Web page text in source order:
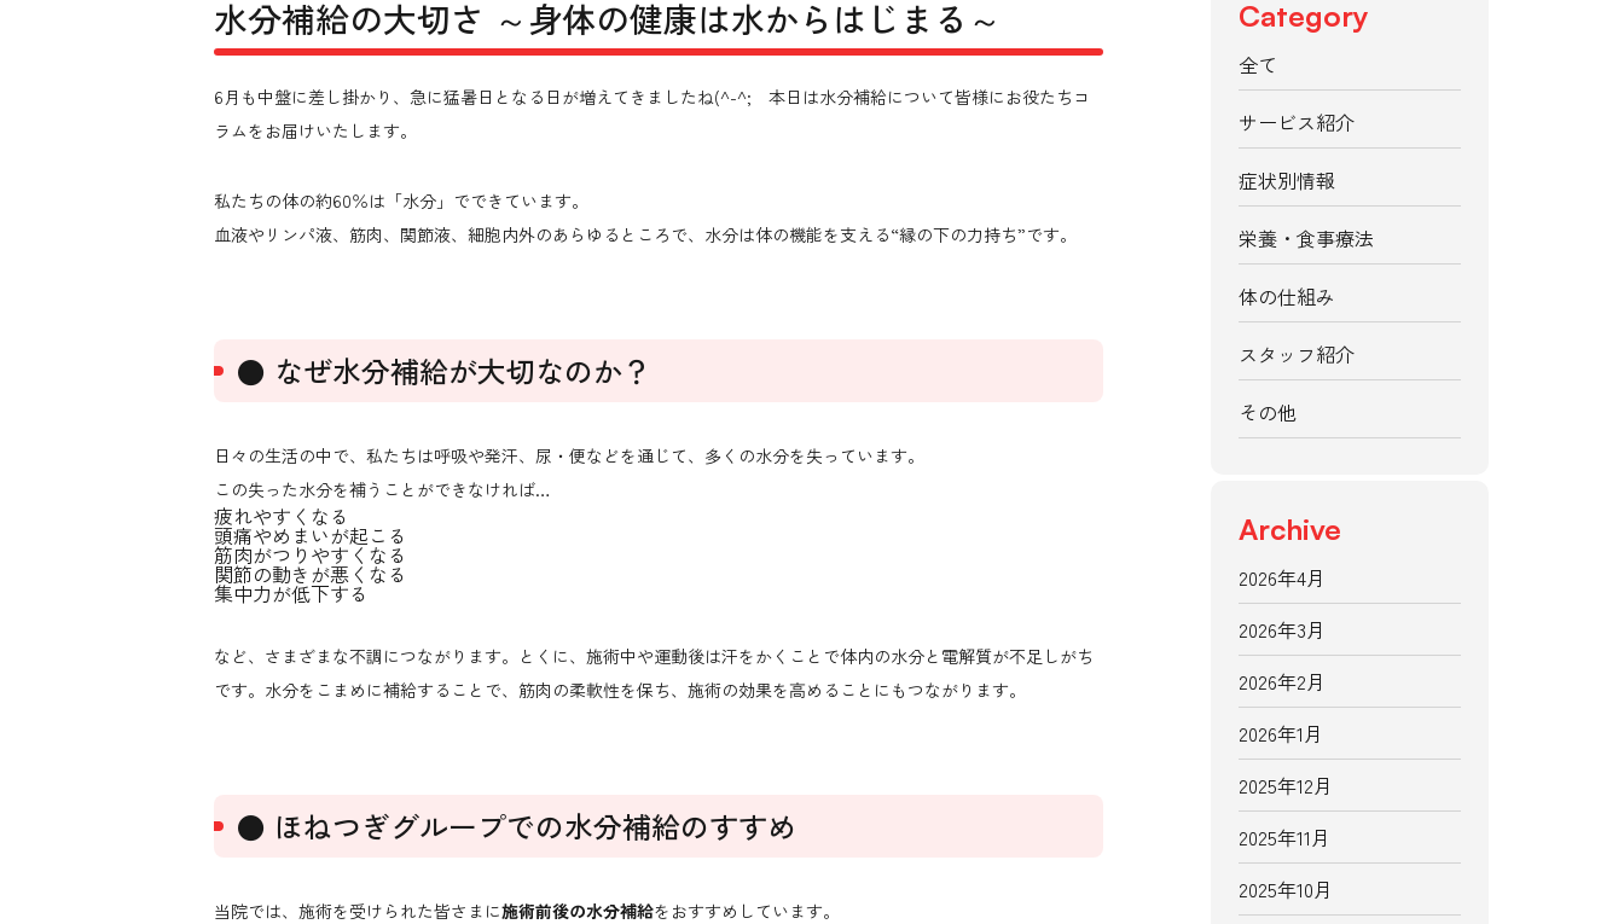
水分補給の大切さ ～身体の健康は水からはじまる～
6月も中盤に差し掛かり、急に猛暑日となる日が増えてきましたね(^-^; 本日は水分補給について皆様にお役たちコ
ラムをお届けいたします。
私たちの体の約60％は「水分」でできています。
血液やリンパ液、筋肉、関節液、細胞内外のあらゆるところで、水分は体の機能を支える“縁の下の力持ち”です。
● なぜ水分補給が大切なのか？
日々の生活の中で、私たちは呼吸や発汗、尿・便などを通じて、多くの水分を失っています。
この失った水分を補うことができなければ…
疲れやすくなる
頭痛やめまいが起こる
筋肉がつりやすくなる
関節の動きが悪くなる
集中力が低下する
など、さまざまな不調につながります。とくに、施術中や運動後は汗をかくことで体内の水分と電解質が不足しがち
です。水分をこまめに補給することで、筋肉の柔軟性を保ち、施術の効果を高めることにもつながります。
● ほねつぎグループでの水分補給のすすめ
当院では、施術を受けられた皆さまに施術前後の水分補給をおすすめしています。
Category
全て
サービス紹介
症状別情報
栄養・食事療法
体の仕組み
スタッフ紹介
その他
Archive
2026年4月
2026年3月
2026年2月
2026年1月
2025年12月
2025年11月
2025年10月